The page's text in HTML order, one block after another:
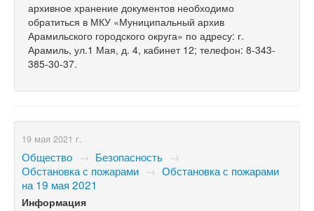
архивное хранение документов необходимо
обратиться в МКУ «Муниципальный архив
Арамильского городского округа» по адресу: г.
Арамиль, ул.1 Мая, д. 4, кабинет 12; телефон: 8-343-
385-30-37.
19 мая 2021 г.
Общество → Безопасность →
Обстановка с пожарами → Обстановка с пожарами
на 19 мая 2021
Информация